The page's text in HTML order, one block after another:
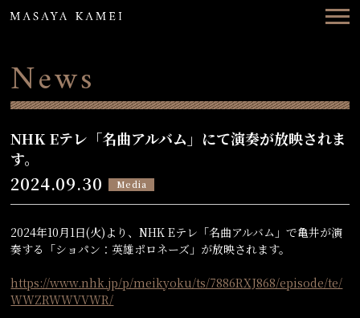
Concerts
Videos
Biography
Discography
Contact
News
NHK Eテレ「名曲アルバム」にて演奏が放映されま
す。
2024.09.30 Media
2024年10月1日(火)より、NHK Eテレ「名曲アルバム」で亀井が演
奏する「ショパン：英雄ポロネーズ」が放映されます。
https://www.nhk.jp/p/meikyoku/ts/7886RXJ868/episode/te/
WWZRWWVVWR/